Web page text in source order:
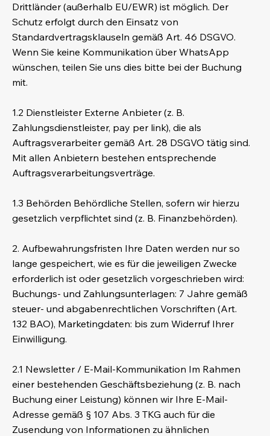
Drittländer (außerhalb EU/EWR) ist möglich. Der
Schutz erfolgt durch den Einsatz von
Standardvertragsklauseln gemäß Art. 46 DSGVO.
Wenn Sie keine Kommunikation über WhatsApp
wünschen, teilen Sie uns dies bitte bei der Buchung
mit.
1.2 Dienstleister Externe Anbieter (z. B.
Zahlungsdienstleister, pay per link), die als
Auftragsverarbeiter gemäß Art. 28 DSGVO tätig sind.
Mit allen Anbietern bestehen entsprechende
Auftragsverarbeitungsverträge.
1.3 Behörden Behördliche Stellen, sofern wir hierzu
gesetzlich verpflichtet sind (z. B. Finanzbehörden).
2. Aufbewahrungsfristen Ihre Daten werden nur so
lange gespeichert, wie es für die jeweiligen Zwecke
erforderlich ist oder gesetzlich vorgeschrieben wird:
Buchungs- und Zahlungsunterlagen: 7 Jahre gemäß
steuer- und abgabenrechtlichen Vorschriften (Art.
132 BAO), Marketingdaten: bis zum Widerruf Ihrer
Einwilligung.
2.1 Newsletter / E-Mail-Kommunikation Im Rahmen
einer bestehenden Geschäftsbeziehung (z. B. nach
Buchung einer Leistung) können wir Ihre E-Mail-
Adresse gemäß § 107 Abs. 3 TKG auch für die
Zusendung von Informationen zu ähnlichen